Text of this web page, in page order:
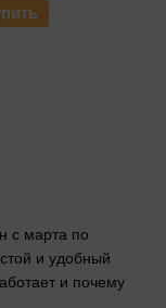
с марта по
и удобный
и почему